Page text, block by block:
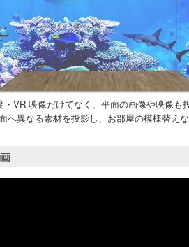
・VR 映像だけでなく、平面の画像や映像も
へ異なる素材を投影し、お部屋の模様替え